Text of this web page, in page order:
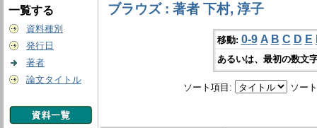
一覧する
資料種別
発行日
著者
論文タイトル
ブラウズ : 著者 下村, 淳子
移動: 0-9 A B C D E
あるいは、最初の数文
ソート項目: ソー